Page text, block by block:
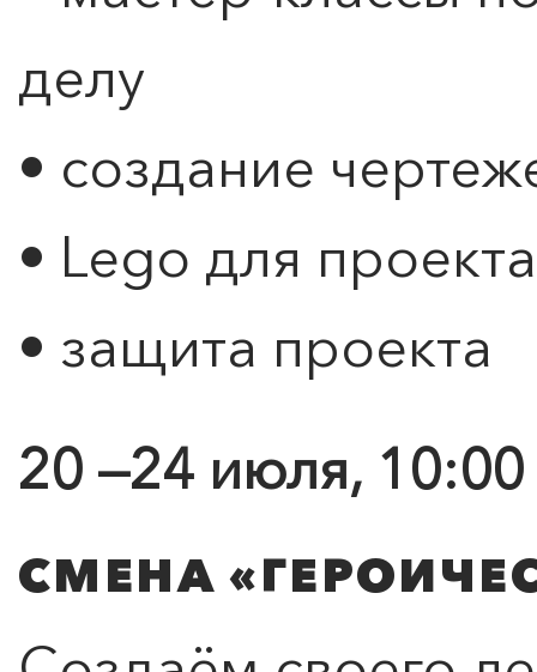
делу
• создание
• Lego для проекта
• защита проекта
20 —24 июля,
СМЕНА